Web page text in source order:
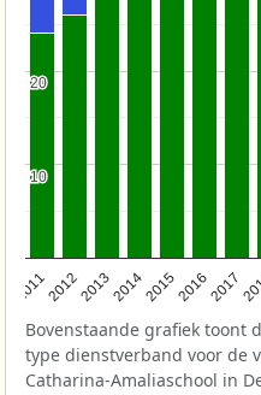
2011201220132014201520162017
10
10
20
20
Bovenstaande grafiek toont
type dienstverband voor de
Catharina-Amaliaschool in